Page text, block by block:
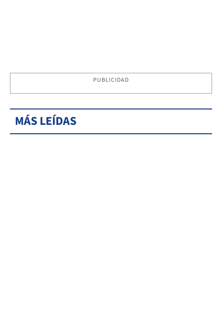
PUBLICIDAD
MÁS LEÍDAS